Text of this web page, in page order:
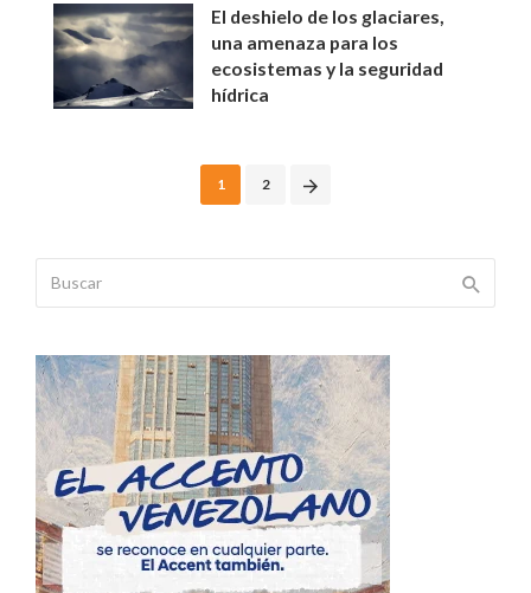
El deshielo de los glaciares,
una amenaza para los
ecosistemas y la seguridad
hídrica
1 2